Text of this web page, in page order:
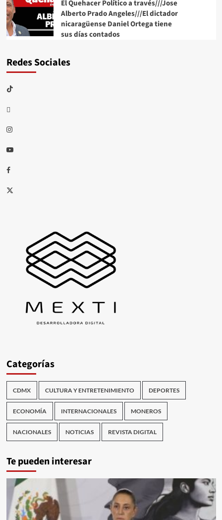
El Quehacer Político a través///Jose
Alberto Prado Angeles///El dictador
nicaragüense Daniel Ortega tiene
sus días contados
Redes Sociales
TikTok
threads
Instagram
Youtube
Facebook
X
Categorías
CDMX CULTURA Y ENTRETENIMIENTO DEPORTES
ECONOMÍA INTERNACIONALES MONEROS
NACIONALES NOTICIAS REVISTA DIGITAL
Te pueden interesar